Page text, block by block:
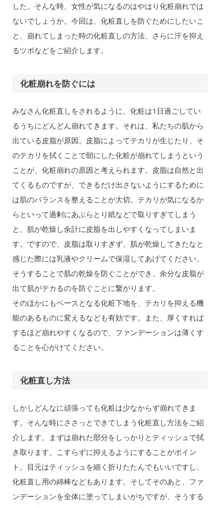
した。そんな時、女性が気になるのはやはり化粧崩れでは
ないでしょうか。今回は、化粧直しを防ぐためにしたいこ
と、崩れてしまった時の化粧直しの方法、さらに汗を抑え
るツボなどをご紹介します。
化粧崩れを防ぐには
みなさん化粧直しをされるように、化粧は1日過ごしてい
るうちにどんどん崩れてきます。それは、私たちの肌から
出ている皮脂が原因。皮脂によってテカリが生じたり、そ
のテカリを拭くことで朝にした化粧が崩れてしまうという
ことが、化粧崩れの原因と考えられます。皮脂は自然と出
てくるものですが、できるだけ出さないようにするために
は肌のバランスを整えることが大切。テカリが気になるか
らといって過剰にあぶらとり紙などで取りすぎてしまう
と、肌が乾燥し余計に皮脂を出しやすくなってしまいま
す。ですので、皮脂は取りすぎず、肌が乾燥してきたなと
感じた際には乳液やクリームで保湿してあげてください。
そうすることで肌の乾燥を防ぐことができ、余分な皮脂が
出て肌がテカるのを防ぐことに繋がります。
そのほかにもベースとなる化粧下地を、テカリを抑える機
能のあるものに変えるなども有効です。また、厚くすれば
するほど崩れやすくなるので、ファンデーションは薄くす
ることを心がけてください。
化粧直し方法
しかしどんなに頑張っても化粧は少なからず崩れてきま
す。そんな時にささっとできてしまう化粧直し方法をご紹
介します。まずは崩れた部分をしっかりとティッシュで拭
き取ります。こすらずに抑えるようにすることがポイン
ト。目元はティッシュを細く折りたたんでもいいですし、
化粧直し用の綿棒などもあります。そしてそのあと、ファ
ンデーションを全体に塗ってしまいがちですが、そうする